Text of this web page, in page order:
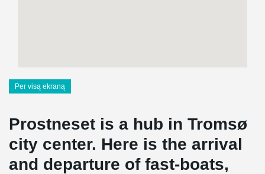
Per visą ekraną
Prostneset is a hub in Tromsø
city center. Here is the arrival
and departure of fast-boats,